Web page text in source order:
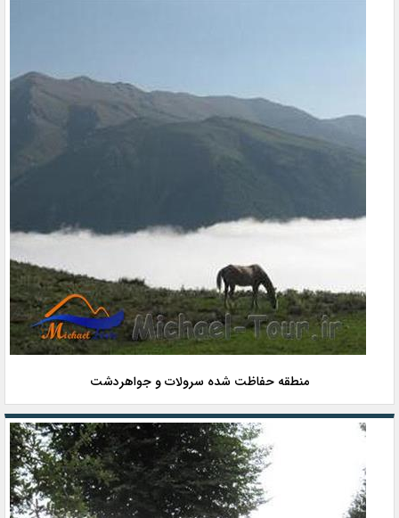
منطقه حفاظت شده سرولات و جواهردشت